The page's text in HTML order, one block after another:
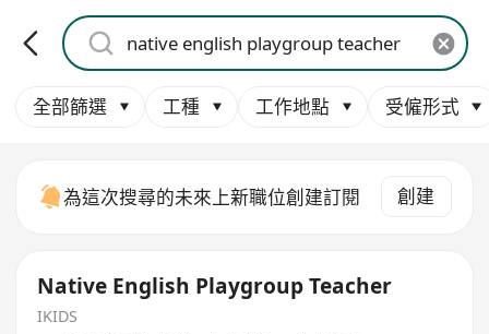
全部篩選 工種 工作地點 受僱形式
為這次搜尋的未來上新職位創建訂閱 創建
Native English Playgroup Teacher
IKIDS